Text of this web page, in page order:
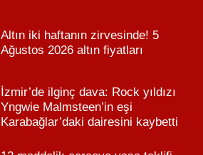
Altın iki haftanın zirvesinde! 5
Ağustos 2026 altın fiyatları
İzmir’de ilginç dava: Rock yıldızı
Yngwie Malmsteen’in eşi
Karabağlar’daki dairesini kaybetti